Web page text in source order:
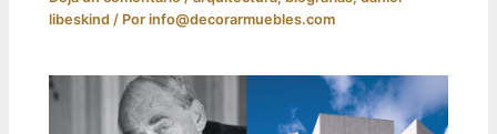
libeskind / Porinfo@decorarmuebles.com